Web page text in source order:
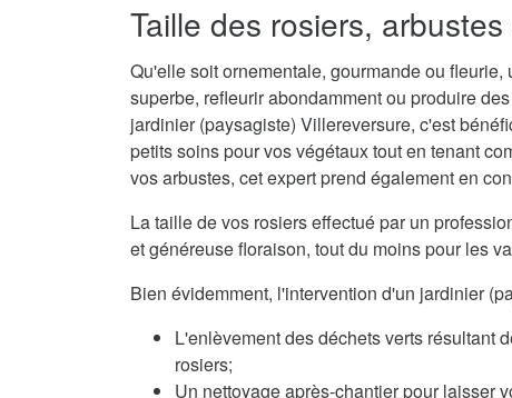
Taille des rosiers,
Qu'elle soit ornementale, gourmande ou
superbe, refleurir abondamment ou produire
jardinier (paysagiste) Villereversure, c'est
petits soins pour vos végétaux tout en tenant
vos arbustes, cet expert prend également en
La taille de vos rosiers effectué par un
et généreuse floraison, tout du moins pour les
Bien évidemment, l'intervention d'un jardinier
L'enlèvement des déchets verts résultant
rosiers;
Un nettoyage après-chantier pour laisser